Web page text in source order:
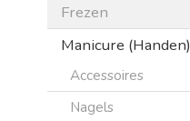
Frezen
Manicure (Handen)
Accessoires
Nagels